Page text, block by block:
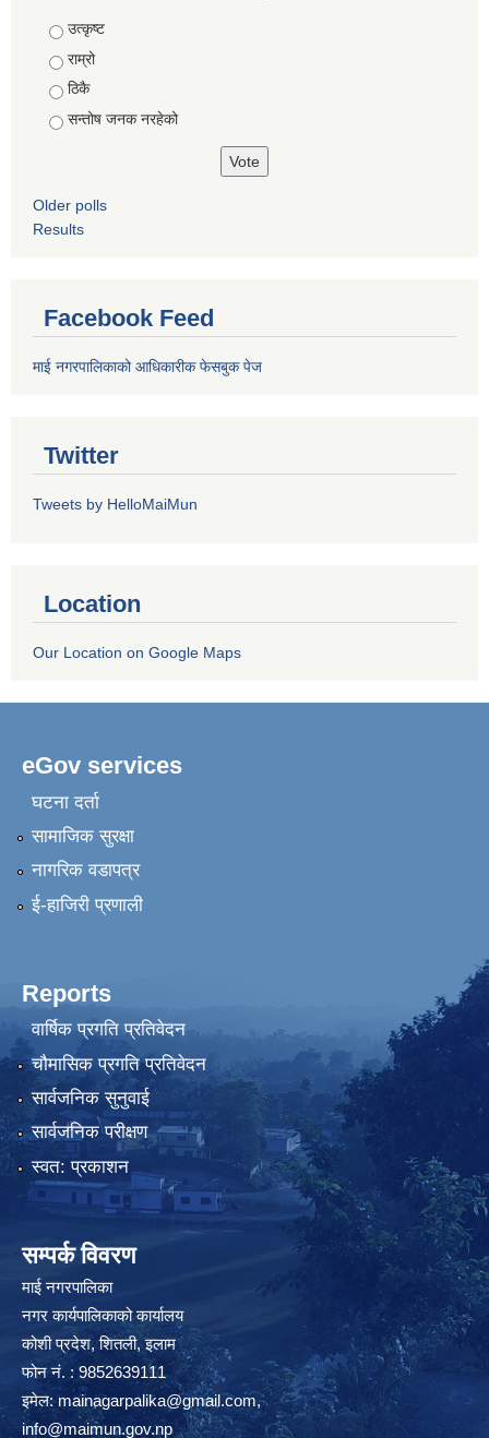
Choices
उत्कृष्ट
राम्रो
ठिकै
सन्तोष जनक नरहेको
Older polls
Results
Facebook Feed
माई नगरपालिकाको आधिकारीक फेसबुक पेज
Twitter
Tweets by HelloMaiMun
Location
Our Location on Google Maps
eGov services
घटना दर्ता
सामाजिक सुरक्षा
नागरिक वडापत्र
ई-हाजिरी प्रणाली
Reports
वार्षिक प्रगति प्रतिवेदन
चौमासिक प्रगति प्रतिवेदन
सार्वजनिक सुनुवाई
सार्वजनिक परीक्षण
स्वत: प्रकाशन
सम्पर्क विवरण
माई नगरपालिका
नगर कार्यपालिकाको कार्यालय
कोशी प्रदेश, शितली, इलाम
फोन नं. : 9852639111
इमेल:mainagarpalika@gmail.com,
info@maimun.gov.np